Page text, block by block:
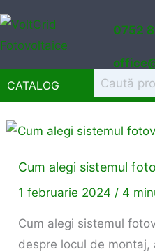
conținut
0752
CATALOG
Cum alegi sistemul
1 februarie 2024 / 4
Cum alegi sistemul
despre locul de montaj,
Cum
sistemul
fotovoltaic